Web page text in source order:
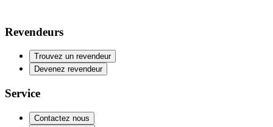
Revendeurs
Trouvez un revendeur
Devenez revendeur
Service
Contactez nous